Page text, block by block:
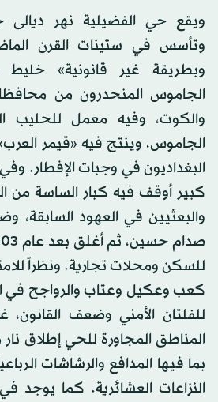
ويقع حي الفضيلية نهر
وتأسس في ستينات القرن
وبطريقة غير قانونية» خليط
الجاموس المنحدرون من
والكوت، وفيه معمل للحليب
الجاموس، وينتج فيه «قيمر
البغداديون في وجبات الإفطار.
كبير أوقف فيه كبار الساسة من
والبعثيين في العهود السابقة،
للسكن ومحلات تجارية. ونظراً
كعب وعكيل وعتاب والرواجح في
للفلتان الأمني وضعف
المناطق المجاورة للحي إطلاق
بما فيها المدافع والرشاشات
النزاعات العشائرية. كما يوجد